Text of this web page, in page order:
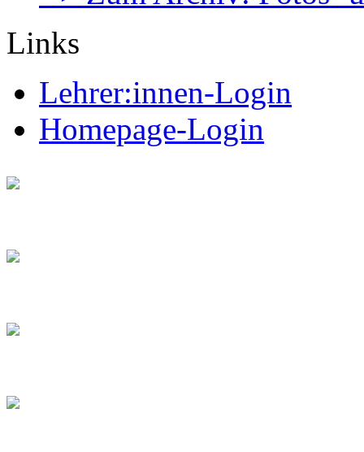
Links
Lehrer:innen-Login
Homepage-Login